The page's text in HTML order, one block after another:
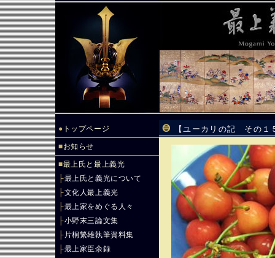
● トップページ
■お知らせ
■最上氏と最上義光
├最上氏と義光について
├文化人最上義光
├最上家をめぐる人々
├小野末三論文集
├ 片桐繁雄執筆資料集
├最上家臣余録
【ユーカリの記 その１